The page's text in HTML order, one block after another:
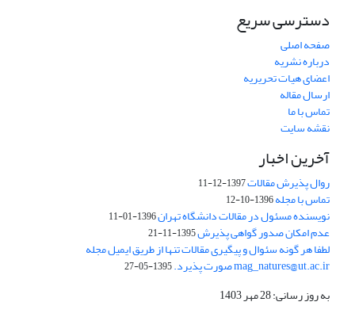
دسترسی سریع
صفحه اصلی
درباره نشریه
اعضای هیات تحریریه
ارسال مقاله
تماس با ما
نقشه سایت
آخرین اخبار
روال پذیرش مقالات1397-12-11
تماس با مجله1396-10-12
نویسنده مسئول در مقالات دانشگاه تهران1396-01-11
عدم امکان صدور گواهی پذیرش1395-11-21
لطفا هر گونه سئوال و پیگیری مقالات تنها از طریق ایمیل مجله
mag_natures@ut.ac.ir صورت پذیرد. 1395-05-27
به روز رسانی: 28 مهر 1403